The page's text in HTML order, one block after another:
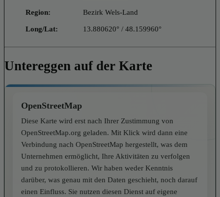
Region: Bezirk Wels-Land
Long/Lat: 13.880620° / 48.159960°
Untereggen auf der Karte
OpenStreetMap
Diese Karte wird erst nach Ihrer Zustimmung von
OpenStreetMap.org geladen. Mit Klick wird dann eine
Verbindung nach OpenStreetMap hergestellt, was dem
Unternehmen ermöglicht, Ihre Aktivitäten zu verfolgen
und zu protokollieren. Wir haben weder Kenntnis
darüber, was genau mit den Daten geschieht, noch darauf
einen Einfluss. Sie nutzen diesen Dienst auf eigene